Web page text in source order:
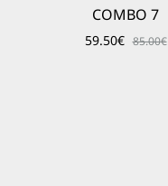
COMBO 7
59.50€ 85.00€